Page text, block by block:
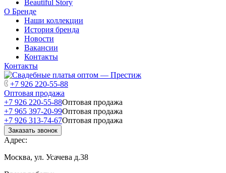
Beautiful Story
О Бренде
Наши коллекции
История бренда
Новости
Вакансии
Контакты
Контакты
+7 926 220-55-88
Оптовая продажа
+7 926 220-55-88Оптовая продажа
+7 965 397-20-99Оптовая продажа
+7 926 313-74-67Оптовая продажа
Заказать звонок
Адрес:
Москва, ул. Усачева д.38